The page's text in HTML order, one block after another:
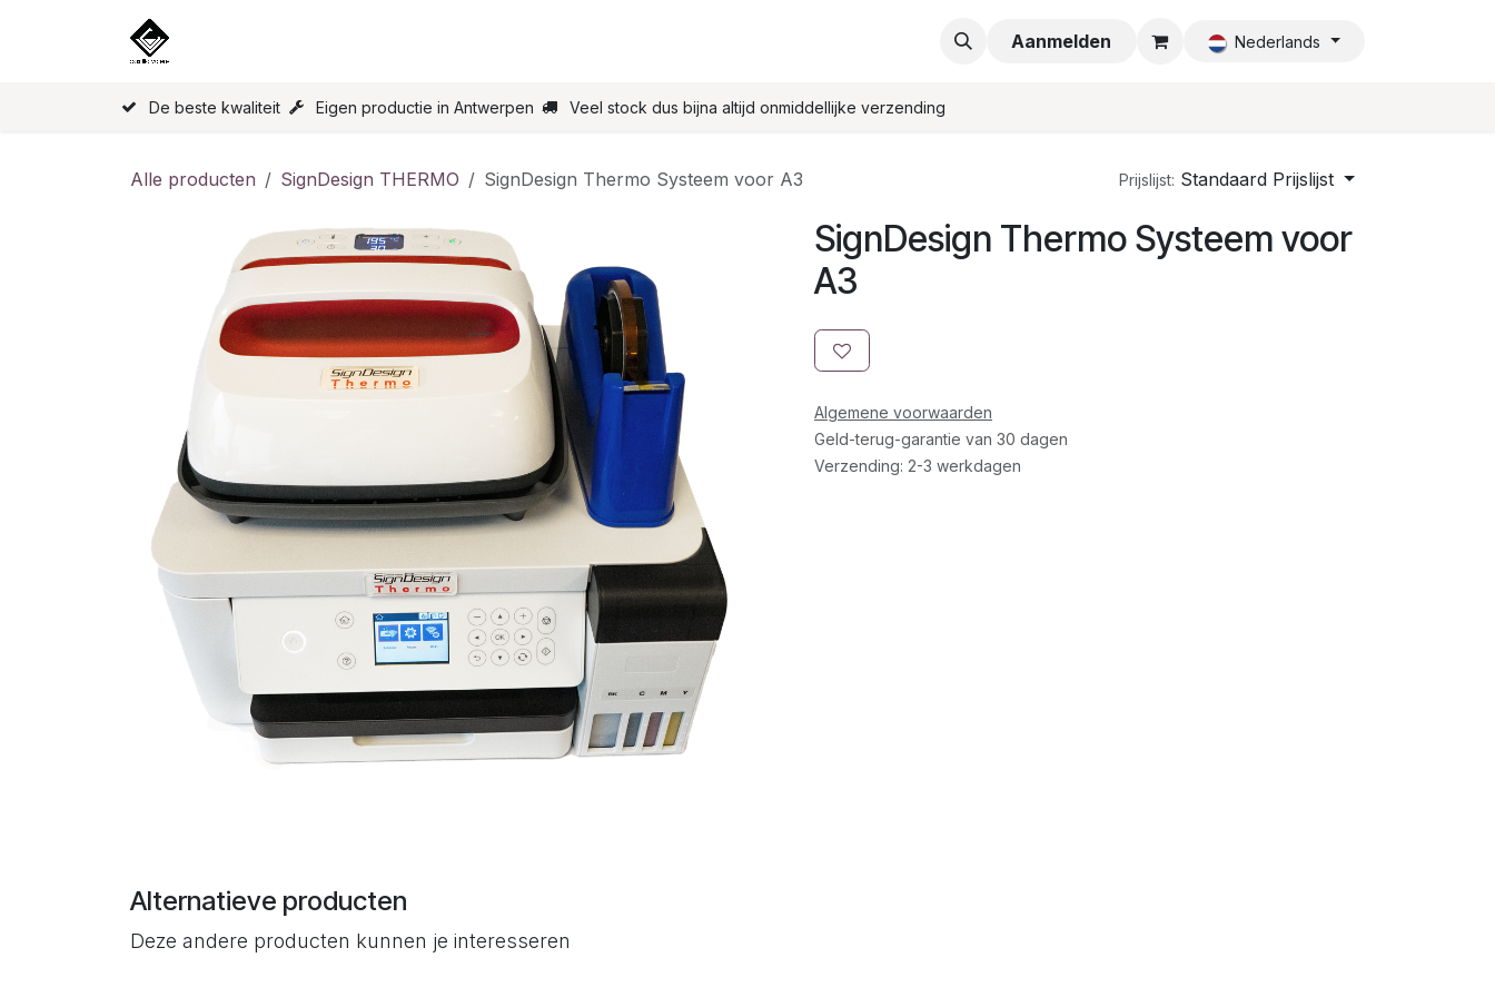
Startpagina Aanmelden Nederlands
De beste kwaliteit Eigen productie in Antwerpen Veel stock dus bijna altijd onmiddellijke verzending
Alle producten SignDesign THERMO SignDesign Thermo Systeem voor A3 Prijslijst: Standaard Prijslijst
SignDesign Thermo Systeem voor
A3
Algemene voorwaarden
Geld-terug-garantie van 30 dagen
Verzending: 2-3 werkdagen
Alternatieve producten
Deze andere producten kunnen je interesseren